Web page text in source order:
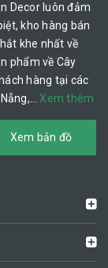
Decor luôn đảm
kho hàng bán
khe nhất về
phẩm về Cây
hàng tại các
Xem thêm
Xem bản đồ